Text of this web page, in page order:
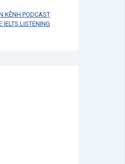
KÊNH PODCAST
IELTS LISTENING